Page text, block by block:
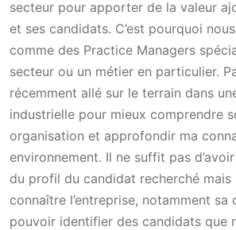
secteur pour apporter de la valeur
et ses candidats. C’est pourquoi
comme des Practice Managers
secteur ou un métier en particulier.
récemment allé sur le terrain dans
industrielle pour mieux comprendre
organisation et approfondir ma
environnement. Il ne suffit pas
du profil du candidat recherché mais
connaître l’entreprise, notamment sa
pouvoir identifier des candidats que